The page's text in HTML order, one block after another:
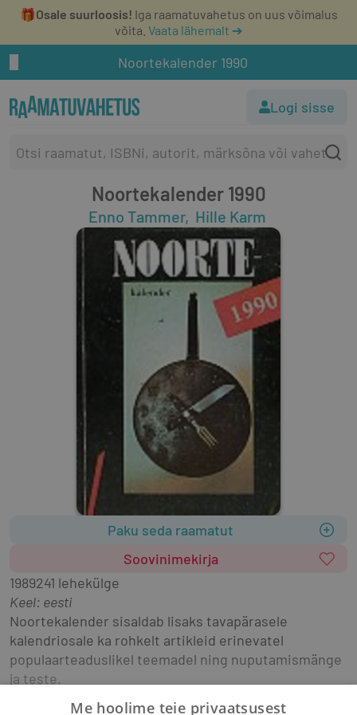
🎁Osale suurloosis! Iga raamatuvahetus on uus võimalus
võita. Vaata lähemalt ➔
Noortekalender 1990
Logi sisse
Noortekalender 1990
Enno Tammer Hille Karm
Paku seda raamatut
Soovinimekirja
1989241 lehekülge
Keel: eesti
Noortekalender sisaldab lisaks tavapärasele
kalendriosale ka rohkelt artikleid erinevatel
populaarteaduslikel teemadel ning nuputamismänge
ja teste.
Me hoolime teie privaatsusest